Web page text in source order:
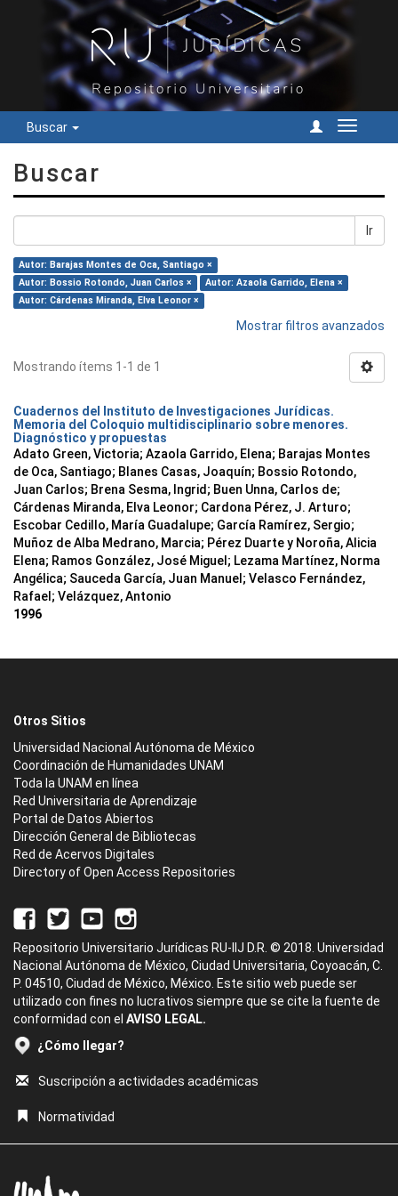
Buscar
Cambiar
Buscar
Ir
Autor: Barajas Montes de Oca, Santiago ×
Autor: Bossio Rotondo, Juan Carlos ×
Autor: Azaola Garrido, Elena ×
Autor: Cárdenas Miranda, Elva Leonor ×
Mostrar filtros avanzados
Mostrando ítems 1-1 de 1
Cuadernos del Instituto de Investigaciones Jurídicas.
Memoria del Coloquio multidisciplinario sobre menores.
Diagnóstico y propuestas
Adato Green, Victoria; Azaola Garrido, Elena; Barajas Montes
de Oca, Santiago; Blanes Casas, Joaquín; Bossio Rotondo,
Juan Carlos; Brena Sesma, Ingrid; Buen Unna, Carlos de;
Cárdenas Miranda, Elva Leonor; Cardona Pérez, J. Arturo;
Escobar Cedillo, María Guadalupe; García Ramírez, Sergio;
Muñoz de Alba Medrano, Marcia; Pérez Duarte y Noroña, Alicia
Elena; Ramos González, José Miguel; Lezama Martínez, Norma
Angélica; Sauceda García, Juan Manuel; Velasco Fernández,
Rafael; Velázquez, Antonio
1996
Otros Sitios
Universidad Nacional Autónoma de México
Coordinación de Humanidades UNAM
Toda la UNAM en línea
Red Universitaria de Aprendizaje
Portal de Datos Abiertos
Dirección General de Bibliotecas
Red de Acervos Digitales
Directory of Open Access Repositories
Repositorio Universitario Jurídicas RU-IIJ D.R. © 2018. Universidad
Nacional Autónoma de México, Ciudad Universitaria, Coyoacán, C.
P. 04510, Ciudad de México, México. Este sitio web puede ser
utilizado con fines no lucrativos siempre que se cite la fuente de
conformidad con el AVISO LEGAL.
¿Cómo llegar?
Suscripción a actividades académicas
Normatividad